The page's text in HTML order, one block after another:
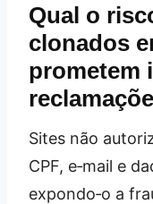
Qual o
clonados
prometem
Sites não
CPF, e‑mail e
expondo‑o a